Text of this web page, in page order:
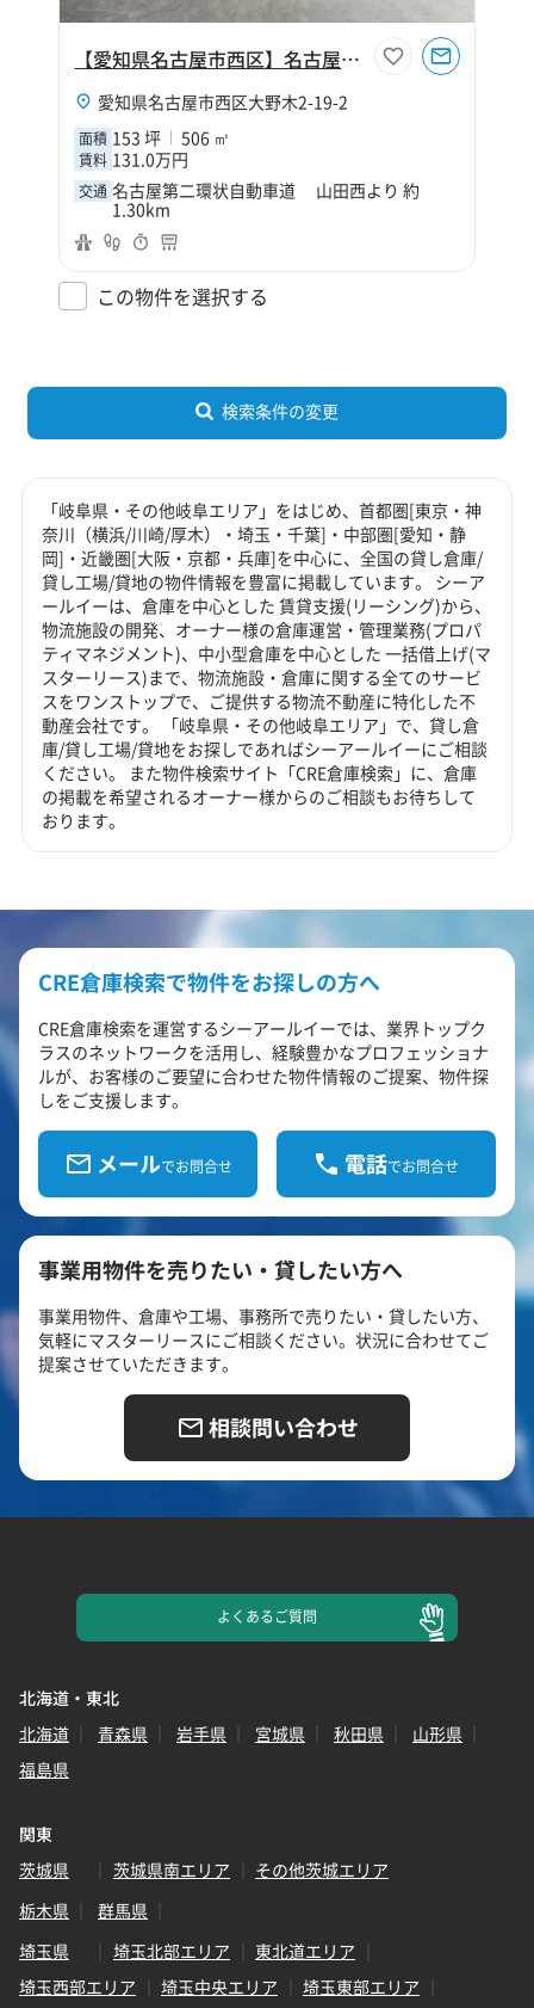
【愛知県名古屋市西区】名古屋市西区大野木2丁目153坪倉庫
愛知県名古屋市西区大野木2-19-2
面積 153 坪 506 ㎡
賃料 131.0万円
交通 名古屋第二環状自動車道 山田西より 約
1.30km
この物件を選択する
検索条件の変更
「岐阜県・その他岐阜エリア」をはじめ、首都圏[東京・神
奈川（横浜/川崎/厚木）・埼玉・千葉]・中部圏[愛知・静
岡]・近畿圏[大阪・京都・兵庫]を中心に、全国の貸し倉庫/
貸し工場/貸地の物件情報を豊富に掲載しています。 シーア
ールイーは、倉庫を中心とした 賃貸支援(リーシング)から、
物流施設の開発、オーナー様の倉庫運営・管理業務(プロパ
ティマネジメント)、中小型倉庫を中心とした 一括借上げ(マ
スターリース)まで、物流施設・倉庫に関する全てのサービ
スをワンストップで、ご提供する物流不動産に特化した不
動産会社です。 「岐阜県・その他岐阜エリア」で、貸し倉
庫/貸し工場/貸地をお探しであればシーアールイーにご相談
ください。 また物件検索サイト「CRE倉庫検索」に、倉庫
の掲載を希望されるオーナー様からのご相談もお待ちして
おります。
CRE倉庫検索で物件をお探しの方へ
CRE倉庫検索を運営するシーアールイーでは、業界トップク
ラスのネットワークを活用し、経験豊かなプロフェッショナ
ルが、お客様のご要望に合わせた物件情報のご提案、物件探
しをご支援します。
メールでお問合せ 電話でお問合せ
事業用物件を売りたい・貸したい方へ
事業用物件、倉庫や工場、事務所で売りたい・貸したい方、
気軽にマスターリースにご相談ください。状況に合わせてご
提案させていただきます。
相談問い合わせ
よくあるご質問
北海道・東北
北海道
青森県 岩手県 宮城県 秋田県
山形県
福島県
関東
茨城県
茨城県南エリア
その他茨城エリア
栃木県
群馬県
埼玉県
埼玉北部エリア
東北道エリア
埼玉西部エリア
埼玉中央エリア
埼玉東部エリア